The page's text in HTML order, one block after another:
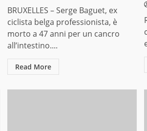
BRUXELLES – Serge Baguet, ex
ciclista belga professionista, è
morto a 47 anni per un cancro
all’intestino....
Read More